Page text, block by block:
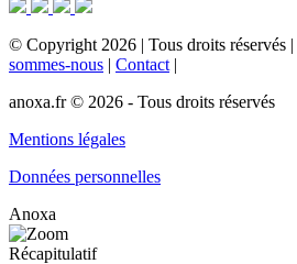
© Copyright 2026 | Tous droits réservés |
sommes-nous | Contact |
anoxa.fr © 2026 - Tous droits réservés
Mentions légales
Données personnelles
Anoxa
Récapitulatif